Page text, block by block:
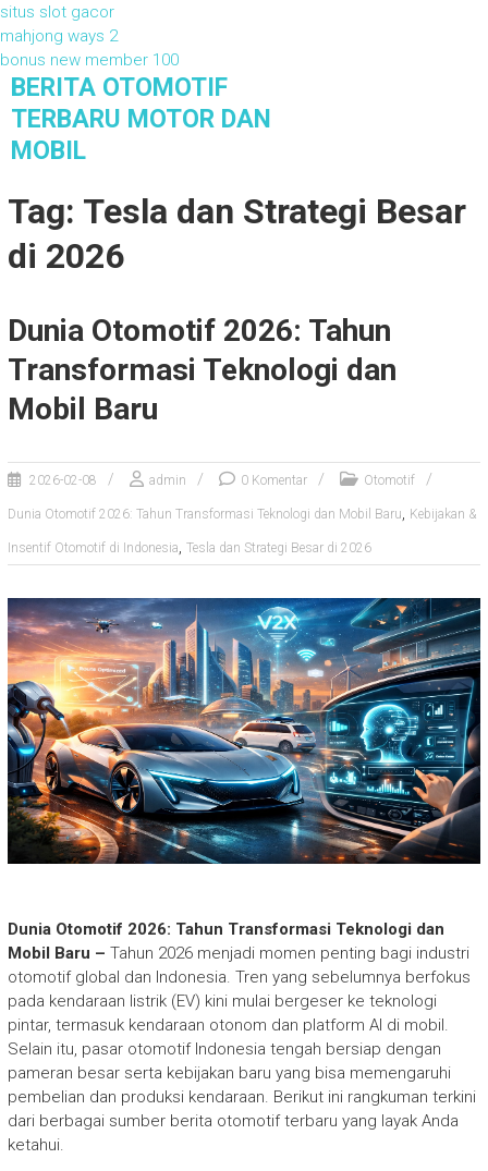
situs slot gacor
mahjong ways 2
bonus new member 100
BERITA OTOMOTIF
TERBARU MOTOR DAN
MOBIL
Tag: Tesla dan Strategi Besar
di 2026
Dunia Otomotif 2026: Tahun
Transformasi Teknologi dan
Mobil Baru
2026-02-08 admin 0 Komentar Otomotif
Dunia Otomotif 2026: Tahun Transformasi Teknologi dan Mobil Baru, Kebijakan &
Insentif Otomotif di Indonesia, Tesla dan Strategi Besar di 2026
Dunia Otomotif 2026: Tahun Transformasi Teknologi dan
Mobil Baru – Tahun 2026 menjadi momen penting bagi industri
otomotif global dan Indonesia. Tren yang sebelumnya berfokus
pada kendaraan listrik (EV) kini mulai bergeser ke teknologi
pintar, termasuk kendaraan otonom dan platform AI di mobil.
Selain itu, pasar otomotif Indonesia tengah bersiap dengan
pameran besar serta kebijakan baru yang bisa memengaruhi
pembelian dan produksi kendaraan. Berikut ini rangkuman terkini
dari berbagai sumber berita otomotif terbaru yang layak Anda
ketahui.